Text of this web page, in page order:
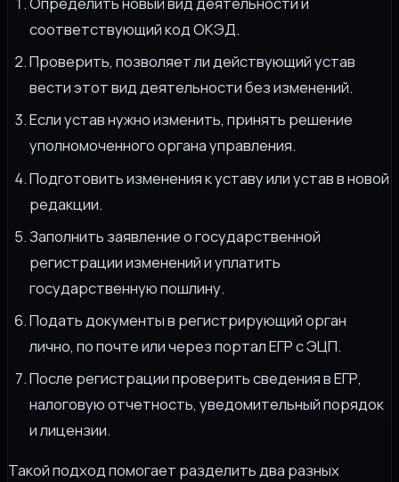
соответствующий код ОКЭД.
Проверить, позволяет ли действующий устав
вести этот вид деятельности без изменений.
Если устав нужно изменить, принять решение
уполномоченного органа управления.
Подготовить изменения к уставу или устав в новой
редакции.
Заполнить заявление о государственной
регистрации изменений и уплатить
государственную пошлину.
Подать документы в регистрирующий орган
лично, по почте или через портал ЕГР с ЭЦП.
После регистрации проверить сведения в ЕГР,
налоговую отчетность, уведомительный порядок
и лицензии.
Такой подход помогает разделить два разных